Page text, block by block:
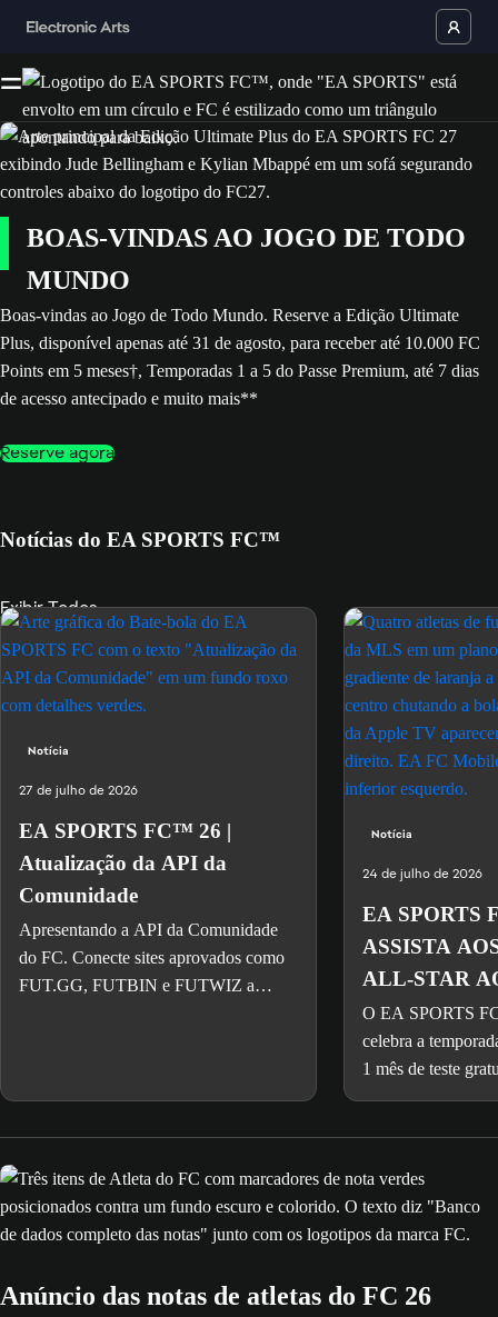
BOAS-VINDAS AO JOGO DE TODO
MUNDO
Boas-vindas ao Jogo de Todo Mundo. Reserve a Edição Ultimate
Plus, disponível apenas até 31 de agosto, para receber até 10.000 FC
Points em 5 meses†, Temporadas 1 a 5 do Passe Premium, até 7 dias
de acesso antecipado e muito mais**
Reserve agora
Notícias do EA SPORTS FC™
Exibir Todos
Notícia
27 de julho de 2026
EA SPORTS FC™ 26 |
Atualização da API da
Comunidade
Apresentando a API da Comunidade
do FC. Conecte sites aprovados como
FUT.GG, FUTBIN e FUTWIZ a
Notícia
24 de julho de 2026
EA SPORTS
ASSISTA
ALL-STAR
FCM TV
O EA SPORTS
celebra a
1 mês de teste
partidas da MLS
Anúncio das notas de atletas do FC 26